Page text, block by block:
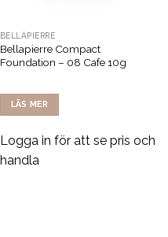
BELLÁPIERRE
Bellapierre Compact
Foundation – 08 Cafe 10g
LÄS MER
Logga in för att se pris och
handla